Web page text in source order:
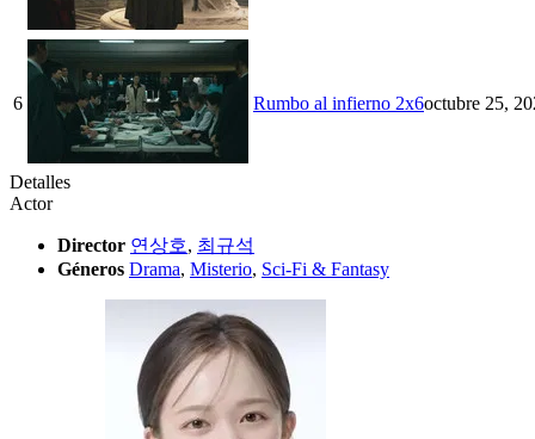
6 Rumbo al infierno 2x6octubre 25,
Detalles
Actor
Director 연상호, 최규석
Géneros Drama, Misterio, Sci-Fi & Fantasy